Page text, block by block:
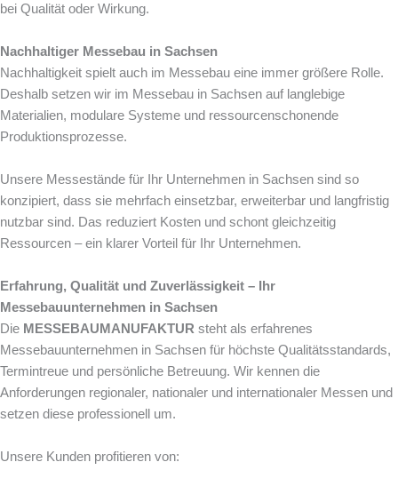
bei Qualität oder Wirkung.
Nachhaltiger Messebau in Sachsen
Nachhaltigkeit spielt auch im Messebau eine immer größere Rolle.
Deshalb setzen wir im Messebau in Sachsen auf langlebige
Materialien, modulare Systeme und ressourcenschonende
Produktionsprozesse.
Unsere Messestände für Ihr Unternehmen in Sachsen sind so
konzipiert, dass sie mehrfach einsetzbar, erweiterbar und langfristig
nutzbar sind. Das reduziert Kosten und schont gleichzeitig
Ressourcen – ein klarer Vorteil für Ihr Unternehmen.
Erfahrung, Qualität und Zuverlässigkeit – Ihr
Messebauunternehmen in Sachsen
Die MESSEBAUMANUFAKTUR steht als erfahrenes
Messebauunternehmen in Sachsen für höchste Qualitätsstandards,
Termintreue und persönliche Betreuung. Wir kennen die
Anforderungen regionaler, nationaler und internationaler Messen und
setzen diese professionell um.
Unsere Kunden profitieren von: